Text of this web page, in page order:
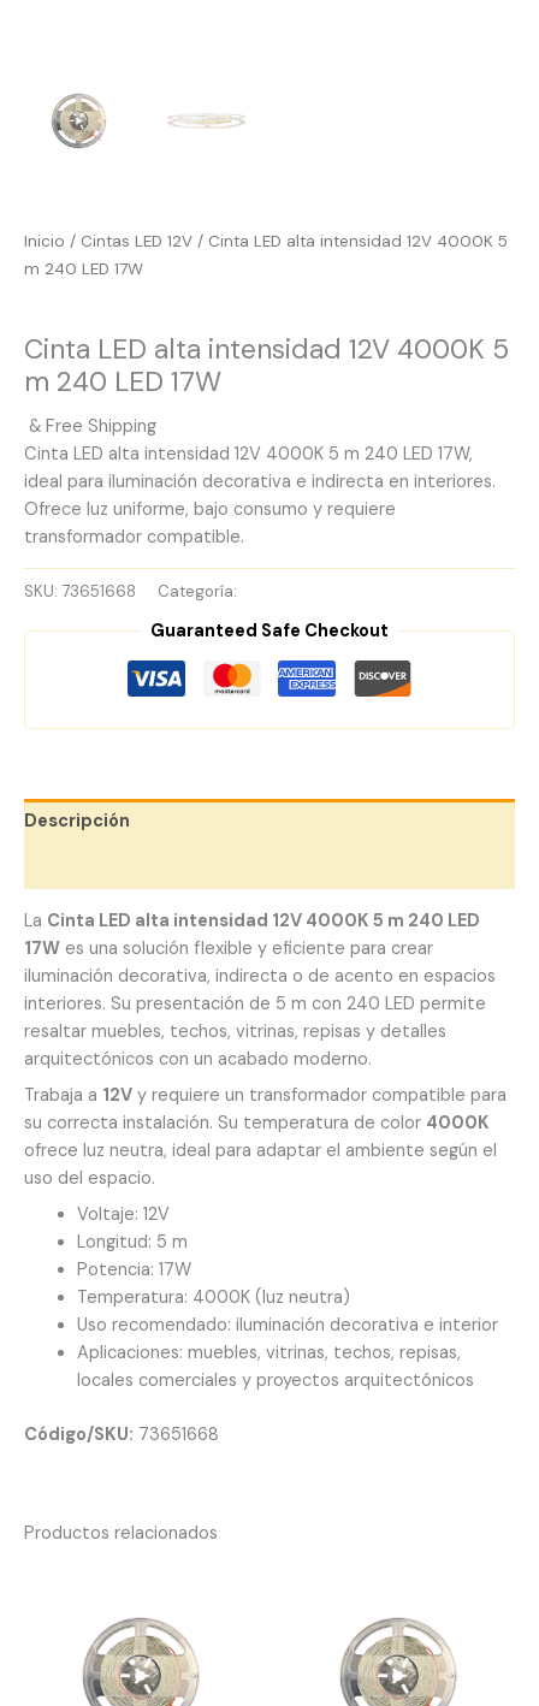
Inicio / Cintas LED 12V / Cinta LED alta intensidad 12V 4000K 5
m 240 LED 17W
Cinta LED alta intensidad 12V 4000K 5
m 240 LED 17W
& Free Shipping
Cinta LED alta intensidad 12V 4000K 5 m 240 LED 17W,
ideal para iluminación decorativa e indirecta en interiores.
Ofrece luz uniforme, bajo consumo y requiere
transformador compatible.
SKU: 73651668 Categoría:
Guaranteed Safe Checkout
Descripción
La Cinta LED alta intensidad 12V 4000K 5 m 240 LED
17W es una solución flexible y eficiente para crear
iluminación decorativa, indirecta o de acento en espacios
interiores. Su presentación de 5 m con 240 LED permite
resaltar muebles, techos, vitrinas, repisas y detalles
arquitectónicos con un acabado moderno.
Trabaja a 12V y requiere un transformador compatible para
su correcta instalación. Su temperatura de color 4000K
ofrece luz neutra, ideal para adaptar el ambiente según el
uso del espacio.
Voltaje: 12V
Longitud: 5 m
Potencia: 17W
Temperatura: 4000K (luz neutra)
Uso recomendado: iluminación decorativa e interior
Aplicaciones: muebles, vitrinas, techos, repisas,
locales comerciales y proyectos arquitectónicos
Código/SKU: 73651668
Productos relacionados